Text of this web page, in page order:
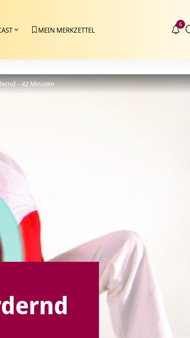
MEIN MERKZETTEL
6
– 42 Minuten